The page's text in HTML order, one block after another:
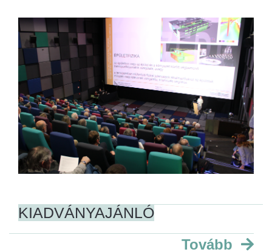
KIADVÁNYAJÁNLÓ
Tovább